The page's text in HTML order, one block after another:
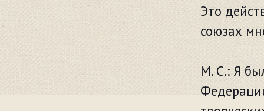
Это
союзах
М. С.: Я